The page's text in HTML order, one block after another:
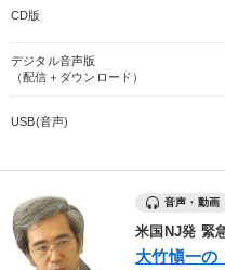
CD版
デジタル音声版
（配信＋ダウンロード）
USB(音声)
音声・動画
米国NJ発 緊
大竹愼一の